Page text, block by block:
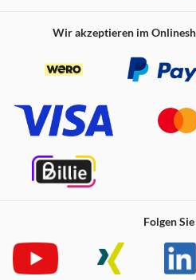
Wir akzeptieren im
Folgen